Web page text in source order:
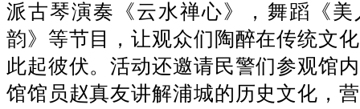
派古琴演奏《云水禅心》，舞蹈《
韵》等节目，让观众们陶醉在传统文
此起彼伏。活动还邀请民警们参观馆
馆馆员赵真友讲解浦城的历史文化，